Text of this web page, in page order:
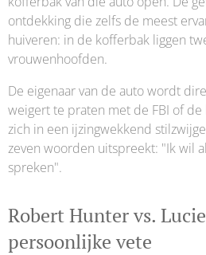
ontdekking die zelfs de meest
huiveren: in de kofferbak liggen
vrouwenhoofden.
De eigenaar van de auto wordt
weigert te praten met de FBI of
zich in een ijzingwekkend
zeven woorden uitspreekt: "Ik wil
spreken".
Robert Hunter vs.
persoonlijke vete